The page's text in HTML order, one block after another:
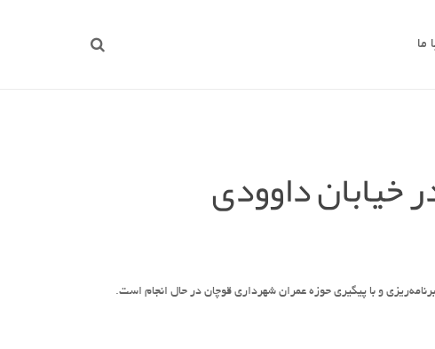
ما
خیابان داوودی
و با پیگیری حوزه عمران شهرداری قوچان در حال انجام است.